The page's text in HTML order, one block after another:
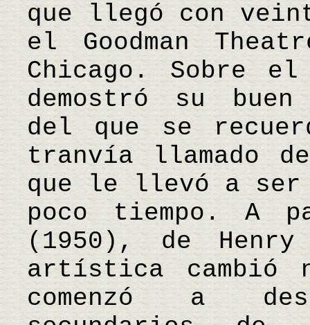
que llegó con
el Goodman
Chicago. Sobre el
demostró su
del que se
tranvía llamado
que le llevó a
poco tiempo. A
(1950), de
artística cambió
comenzó a